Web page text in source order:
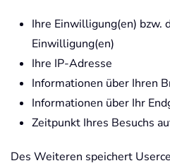
Ihre Einwilligung(en) bzw.
Einwilligung(en)
Ihre IP-Adresse
Informationen über Ihren
Informationen über Ihr
Zeitpunkt Ihres Besuchs
Des Weiteren speichert